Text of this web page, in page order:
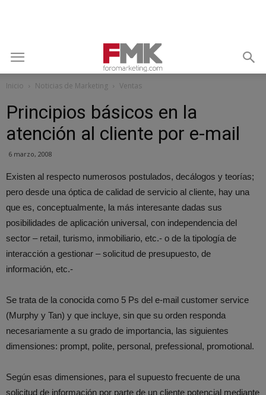
Inicio Noticias de Marketing Ventas
Principios básicos en la
atención al cliente por e-mail
6 marzo, 2008
Existen al respecto numerosos postulados, decálogos y teorías;
pero desde una óptica de calidad de servicio al cliente, hay una
que es, conceptualmente, la más interesante dadas sus
posibilidades de aplicación universal, con independencia del
sector – retail, turismo, inmobiliario, etc.- o de la tipología de
interacción a gestionar – solicitud de presupuesto, de
información, etc.-
Se trata de la conocida como 5 Ps del e-mail customer service
(Murphy y Tan) y que incluye, sin que su orden responda
necesariamente a su grado de importancia, las siguientes
dimensiones: prompt, polite, personal, prefessional, promotional.
Según esas dimensiones, para el supuesto frecuente de una
solicitud de información por parte de un cliente potencial mediante